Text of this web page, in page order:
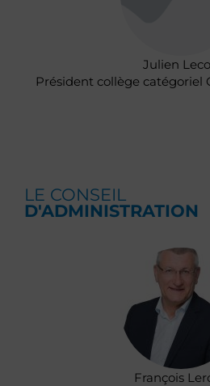
Julien
Président collège catégoriel
LE CONSEIL
D'ADMINISTRATION
François